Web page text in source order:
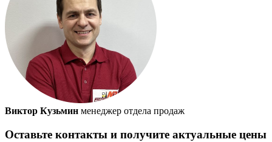
Виктор Кузьмин менеджер отдела продаж
Оставьте контакты и получите актуальные цены